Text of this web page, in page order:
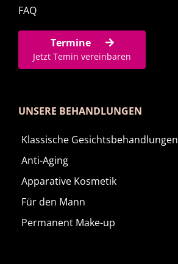
FAQ
Termine
Jetzt Temin vereinbaren
UNSERE BEHANDLUNGEN
Klassische Gesichtsbehandlungen
Anti-Aging
Apparative Kosmetik
Für den Mann
Permanent Make-up